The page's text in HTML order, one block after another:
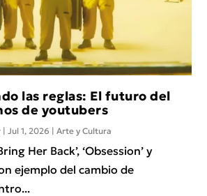
las reglas: El futuro del
de youtubers
|Jul 1, 2026 |Arte y Cultura
Her Back’, ‘Obsession’ y
ejemplo del cambio de